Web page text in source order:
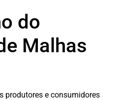
do
Malhas
produtores e consumidores